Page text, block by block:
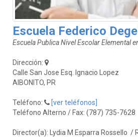
Escuela Federico
Escuela Publica Nivel Escolar Elemental
Dirección:
Calle San Jose Esq. Ignacio Lopez
AIBONITO, PR
Teléfono:
[ver teléfonos]
Teléfono Alterno / Fax: (787) 735-7628
Director(a): Lydia M Esparra Rossello /